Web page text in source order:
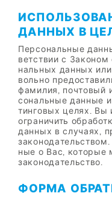
ДАН­НЫХ В
Пер­со­наль­ные
вет­ствии с
наль­ных дан­ных
воль­но
фа­ми­лия, поч­то­вый
со­наль­ные дан­ные
тин­го­вых це­лях. Вы
огра­ни­чить
дан­ных в слу­ча­ях,
ные о Вас, ко­то­рые
за­ко­но­да­тель­ство.
ФОР­МА